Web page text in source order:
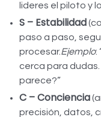
lideres el piloto y
S – Estabilidad
paso a paso,
procesar.Ejemplo:
cerca para
parece?”
C – Conciencia
precisión, datos,